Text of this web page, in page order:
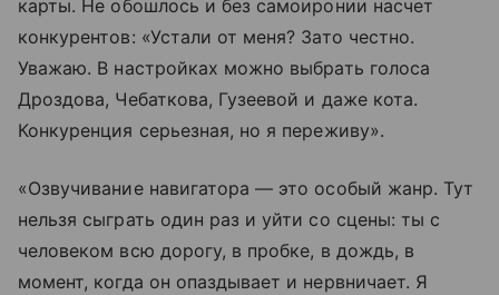
карты. Не обошлось и без самоиронии насчет
конкурентов: «Устали от меня? Зато честно.
Уважаю. В настройках можно выбрать голоса
Дроздова, Чебаткова, Гузеевой и даже кота.
Конкуренция серьезная, но я переживу».
«Озвучивание навигатора — это особый жанр. Тут
нельзя сыграть один раз и уйти со сцены: ты с
человеком всю дорогу, в пробке, в дождь, в
момент, когда он опаздывает и нервничает. Я